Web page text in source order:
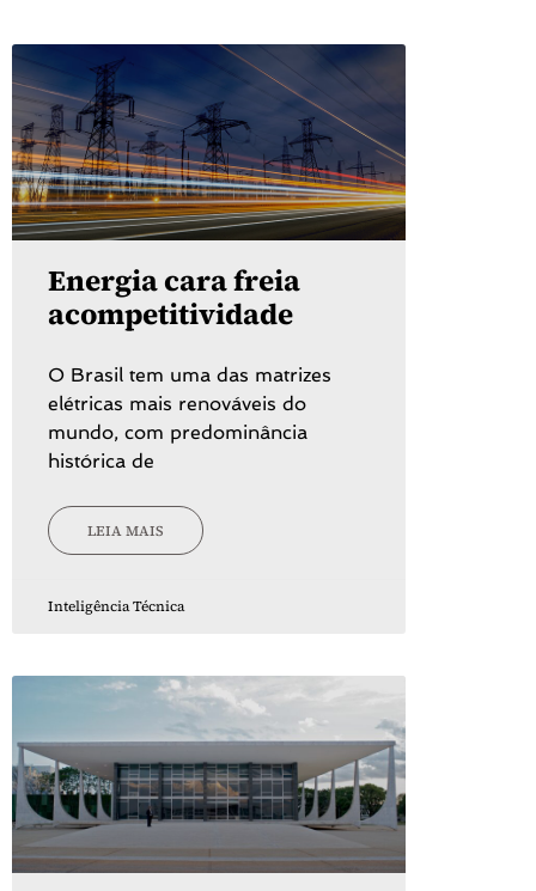
Energia cara freia
acompetitividade
O Brasil tem uma das matrizes
elétricas mais renováveis do
mundo, com predominância
histórica de
LEIA MAIS
Inteligência Técnica